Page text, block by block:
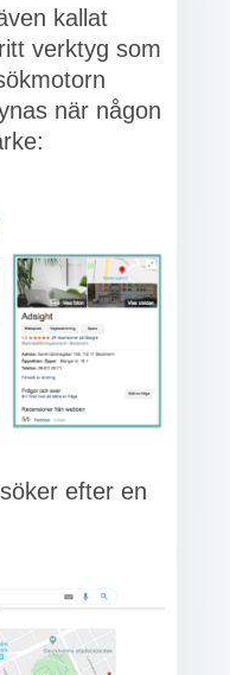
kallat
verktyg som
när någon
efter en